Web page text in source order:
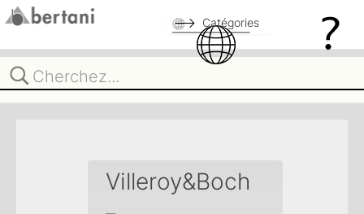
Catégories
Villeroy&Boch